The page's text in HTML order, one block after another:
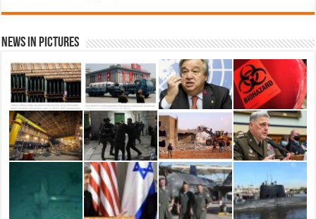
News in Pictures